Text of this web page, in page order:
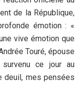
de la République,
émotion : «
vive émotion que
Touré, épouse
ce jour au
deuil, mes pensées